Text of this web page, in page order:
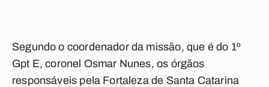
Segundo o coordenador da missão, que é do 1º
Gpt E, coronel Osmar Nunes, os órgãos
responsáveis pela Fortaleza de Santa Catarina